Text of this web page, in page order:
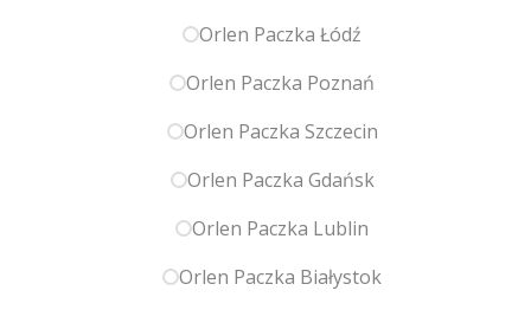
Orlen Paczka Łódź
Orlen Paczka Poznań
Orlen Paczka Szczecin
Orlen Paczka Gdańsk
Orlen Paczka Lublin
Orlen Paczka Białystok